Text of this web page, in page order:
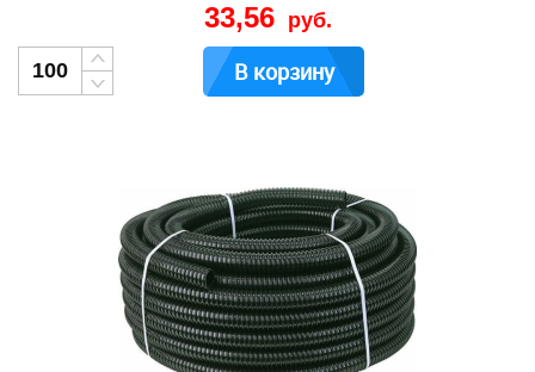
33,56 руб.
В корзину